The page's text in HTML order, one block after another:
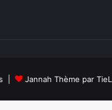
| Jannah Thème par